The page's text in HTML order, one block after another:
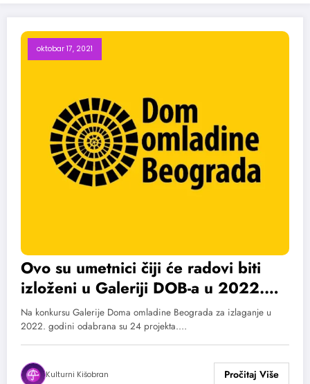
oktobar 17, 2021
Ovo su umetnici čiji će radovi biti
izloženi u Galeriji DOB-a u 2022.
godini
Na konkursu Galerije Doma omladine Beograda za izlaganje u
2022. godini odabrana su 24 projekta.…
Kulturni Kišobran